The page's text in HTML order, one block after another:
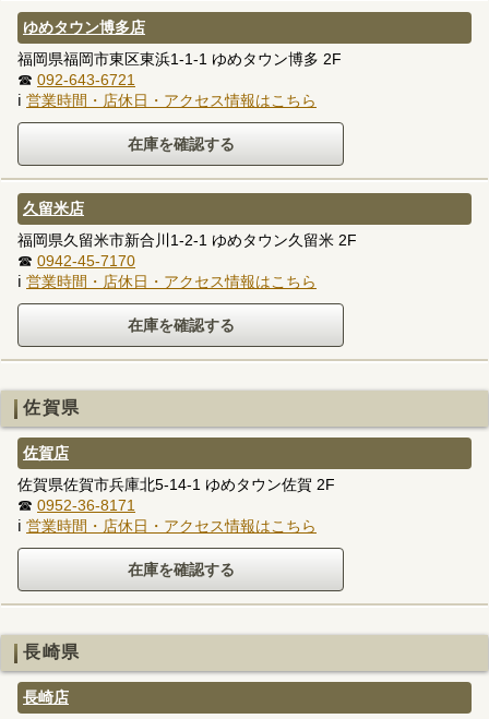
ゆめタウン博多店
福岡県福岡市東区東浜1-1-1 ゆめタウン博多 2F
☎ 092-643-6721
ℹ 営業時間・店休日・アクセス情報はこちら
久留米店
福岡県久留米市新合川1-2-1 ゆめタウン久留米 2F
☎ 0942-45-7170
ℹ 営業時間・店休日・アクセス情報はこちら
佐賀県
佐賀店
佐賀県佐賀市兵庫北5-14-1 ゆめタウン佐賀 2F
☎ 0952-36-8171
ℹ 営業時間・店休日・アクセス情報はこちら
長崎県
長崎店